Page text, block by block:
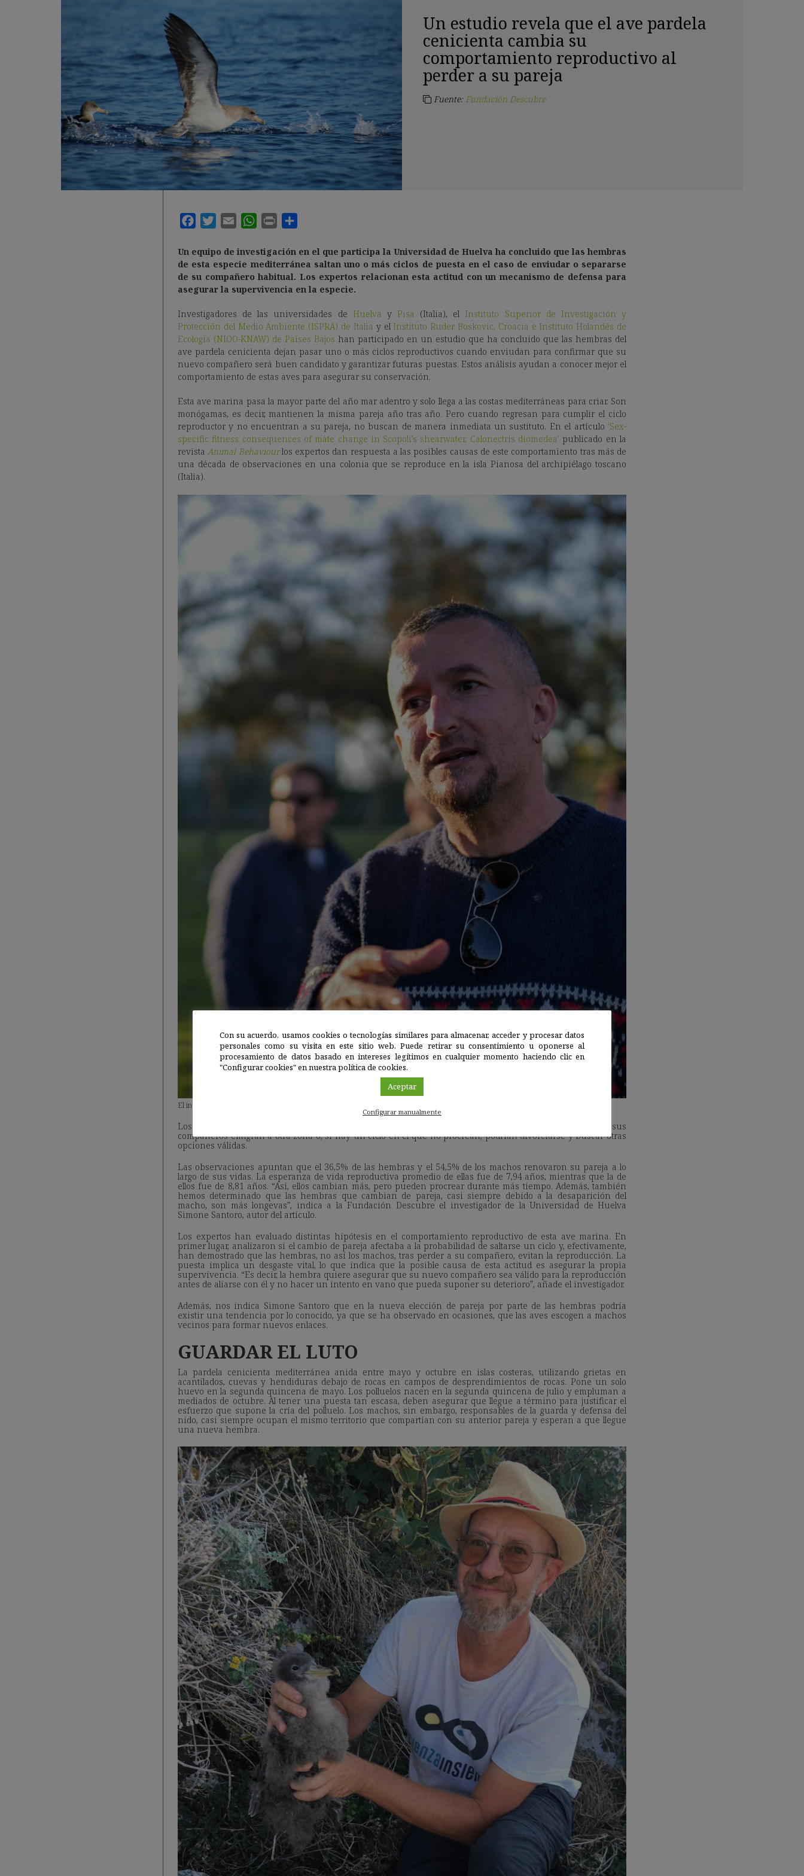
Un estudio revela que el ave pardela
cenicienta cambia su
comportamiento reproductivo al
perder a su pareja
Fuente: Fundación Descubre
Un equipo de investigación en el que participa la Universidad de Huelva ha concluido que las hembras
de esta especie mediterránea saltan uno o más ciclos de puesta en el caso de enviudar o separarse
de su compañero habitual. Los expertos relacionan esta actitud con un mecanismo de defensa para
asegurar la supervivencia en la especie.
Investigadores de las universidades de Huelva y Pisa (Italia), el Instituto Superior de Investigación y
Protección del Medio Ambiente (ISPRA) de Italia y el Instituto Ruder Boskovic, Croacia e Instituto Holandés de
Ecología (NIOO-KNAW) de Países Bajos han participado en un estudio que ha concluido que las hembras del
ave pardela cenicienta dejan pasar uno o más ciclos reproductivos cuando enviudan para confirmar que su
nuevo compañero será buen candidato y garantizar futuras puestas. Estos análisis ayudan a conocer mejor el
comportamiento de estas aves para asegurar su conservación.
Esta ave marina pasa la mayor parte del año mar adentro y solo llega a las costas mediterráneas para criar. Son
monógamas, es decir, mantienen la misma pareja año tras año. Pero cuando regresan para cumplir el ciclo
reproductor y no encuentran a su pareja, no buscan de manera inmediata un sustituto. En el artículo ‘Sex-
specific fitness consequences of mate change in Scopoli’s shearwater, Calonectris diomedea’ publicado en la
revistaAnimal Behaviourlos expertos dan respuesta a las posibles causas de este comportamiento tras más de
una década de observaciones en una colonia que se reproduce en la isla Pianosa del archipiélago toscano
(Italia).
El investigador de la Universidad de Huelva Simone Santoro, autor del artículo.
Los motivos por los que una pardela puede cambiar de pareja pueden ser diversos: enviudan, sus
compañeros emigran a otra zona o, si hay un ciclo en el que no procrean, podrían divorciarse y buscar otras
opciones válidas.
Las observaciones apuntan que el 36,5% de las hembras y el 54,5% de los machos renovaron su pareja a lo
largo de sus vidas. La esperanza de vida reproductiva promedio de ellas fue de 7,94 años, mientras que la de
ellos fue de 8,81 años. “Así, ellos cambian más, pero pueden procrear durante más tiempo. Además, también
hemos determinado que las hembras que cambian de pareja, casi siempre debido a la desaparición del
macho, son más longevas”, indica a la Fundación Descubre el investigador de la Universidad de Huelva
Simone Santoro, autor del artículo.
Los expertos han evaluado distintas hipótesis en el comportamiento reproductivo de esta ave marina. En
primer lugar, analizaron si el cambio de pareja afectaba a la probabilidad de saltarse un ciclo y, efectivamente,
han demostrado que las hembras, no así los machos, tras perder a su compañero, evitan la reproducción. La
puesta implica un desgaste vital, lo que indica que la posible causa de esta actitud es asegurar la propia
supervivencia. “Es decir, la hembra quiere asegurar que su nuevo compañero sea válido para la reproducción
antes de aliarse con él y no hacer un intento en vano que pueda suponer su deterioro”, añade el investigador.
Además, nos indica Simone Santoro que en la nueva elección de pareja por parte de las hembras podría
existir una tendencia por lo conocido, ya que se ha observado en ocasiones, que las aves escogen a machos
vecinos para formar nuevos enlaces.
GUARDAR EL LUTO
La pardela cenicienta mediterránea anida entre mayo y octubre en islas costeras, utilizando grietas en
acantilados, cuevas y hendiduras debajo de rocas en campos de desprendimientos de rocas. Pone un solo
huevo en la segunda quincena de mayo. Los polluelos nacen en la segunda quincena de julio y empluman a
mediados de octubre. Al tener una puesta tan escasa, deben asegurar que llegue a término para justificar el
esfuerzo que supone la cría del polluelo. Los machos, sin embargo, responsables de la guarda y defensa del
nido, casi siempre ocupan el mismo territorio que compartían con su anterior pareja y esperan a que llegue
una nueva hembra.
Con su acuerdo, usamos cookies o tecnologías similares para almacenar, acceder y procesar datos
personales como su visita en este sitio web. Puede retirar su consentimiento u oponerse al
procesamiento de datos basado en intereses legítimos en cualquier momento haciendo clic en
"Configurar cookies" en nuestra política de cookies.
Aceptar
Configurar manualmente